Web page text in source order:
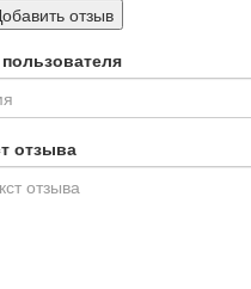
отзыв
отзыва